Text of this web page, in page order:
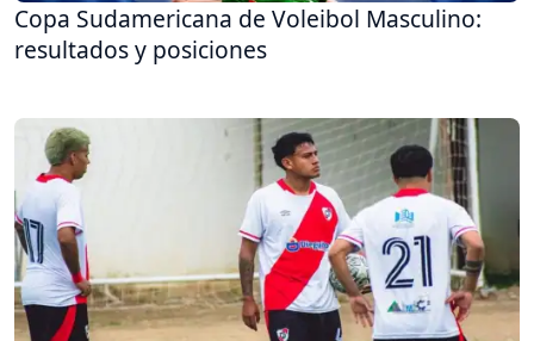
Copa Sudamericana de Voleibol Masculino:
resultados y posiciones